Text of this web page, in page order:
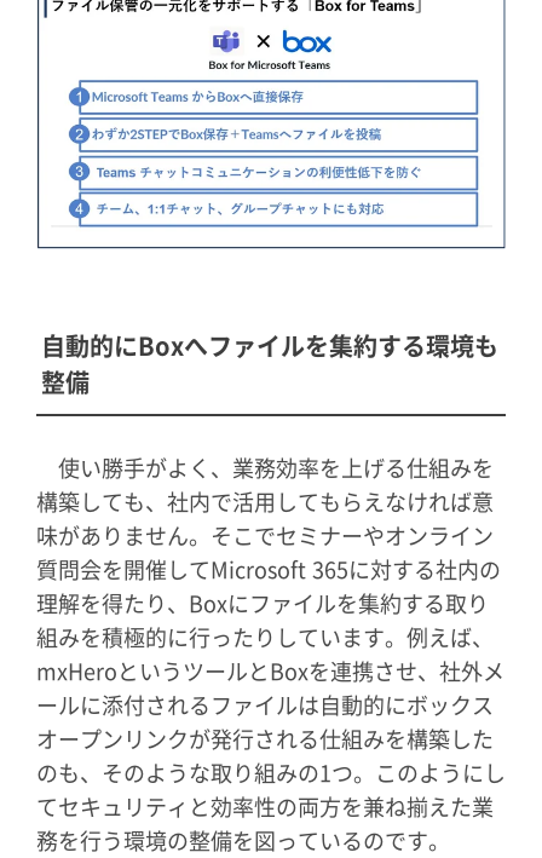
自動的にBoxへファイルを集約する環境も
整備
使い勝手がよく、業務効率を上げる仕組みを
構築しても、社内で活用してもらえなければ意
味がありません。そこでセミナーやオンライン
質問会を開催してMicrosoft 365に対する社内の
理解を得たり、Boxにファイルを集約する取り
組みを積極的に行ったりしています。例えば、
mxHeroというツールとBoxを連携させ、社外メ
ールに添付されるファイルは自動的にボックス
オープンリンクが発行される仕組みを構築した
のも、そのような取り組みの1つ。このようにし
てセキュリティと効率性の両方を兼ね揃えた業
務を行う環境の整備を図っているのです。